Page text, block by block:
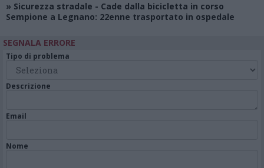
» Sicurezza stradale - Cade dalla bicicletta in corso
Sempione a Legnano: 22enne trasportato in ospedale
SEGNALA ERRORE
Tipo di problema
Descrizione
Email
Nome